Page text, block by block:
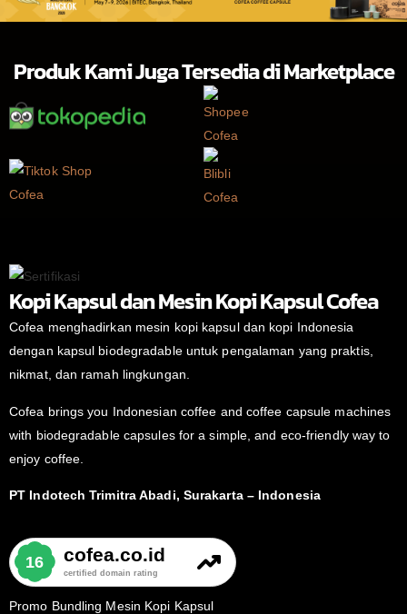
Produk Kami Juga Tersedia di Marketplace
Kopi Kapsul dan Mesin Kopi Kapsul Cofea
Cofea menghadirkan mesin kopi kapsul dan kopi Indonesia
dengan kapsul biodegradable untuk pengalaman yang praktis,
nikmat, dan ramah lingkungan.
Cofea brings you Indonesian coffee and coffee capsule machines
with biodegradable capsules for a simple, and eco-friendly way to
enjoy coffee.
PT Indotech Trimitra Abadi, Surakarta – Indonesia
Promo Bundling Mesin Kopi Kapsul